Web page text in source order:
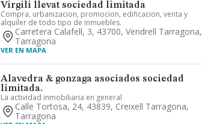
Virgili llevat sociedad limitada
Compra, urbanizacion, promocion, edificacion, venta y
alquiler de todo tipo de inmuebles.
Carretera Calafell, 3, 43700, Vendrell Tarragona,
Tarragona
VER EN MAPA
Alavedra & gonzaga asociados sociedad
limitada.
La actividad inmobiliaria en general
Calle Tortosa, 24, 43839, Creixell Tarragona,
Tarragona